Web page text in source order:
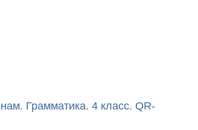
Грамматика. 4 класс. QR-